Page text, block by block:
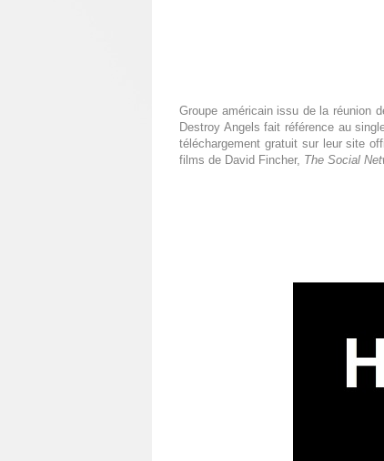
Groupe américain issu de la réunion
Destroy Angels fait référence au
téléchargement gratuit sur leur site
films de David Fincher, The Social